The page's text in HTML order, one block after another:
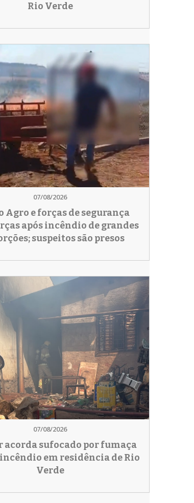
Rio Verde
07/08/2026
Agro e forças de segurança
após incêndio de grandes
suspeitos são presos
07/08/2026
acorda sufocado por fumaça
em residência de Rio
Verde